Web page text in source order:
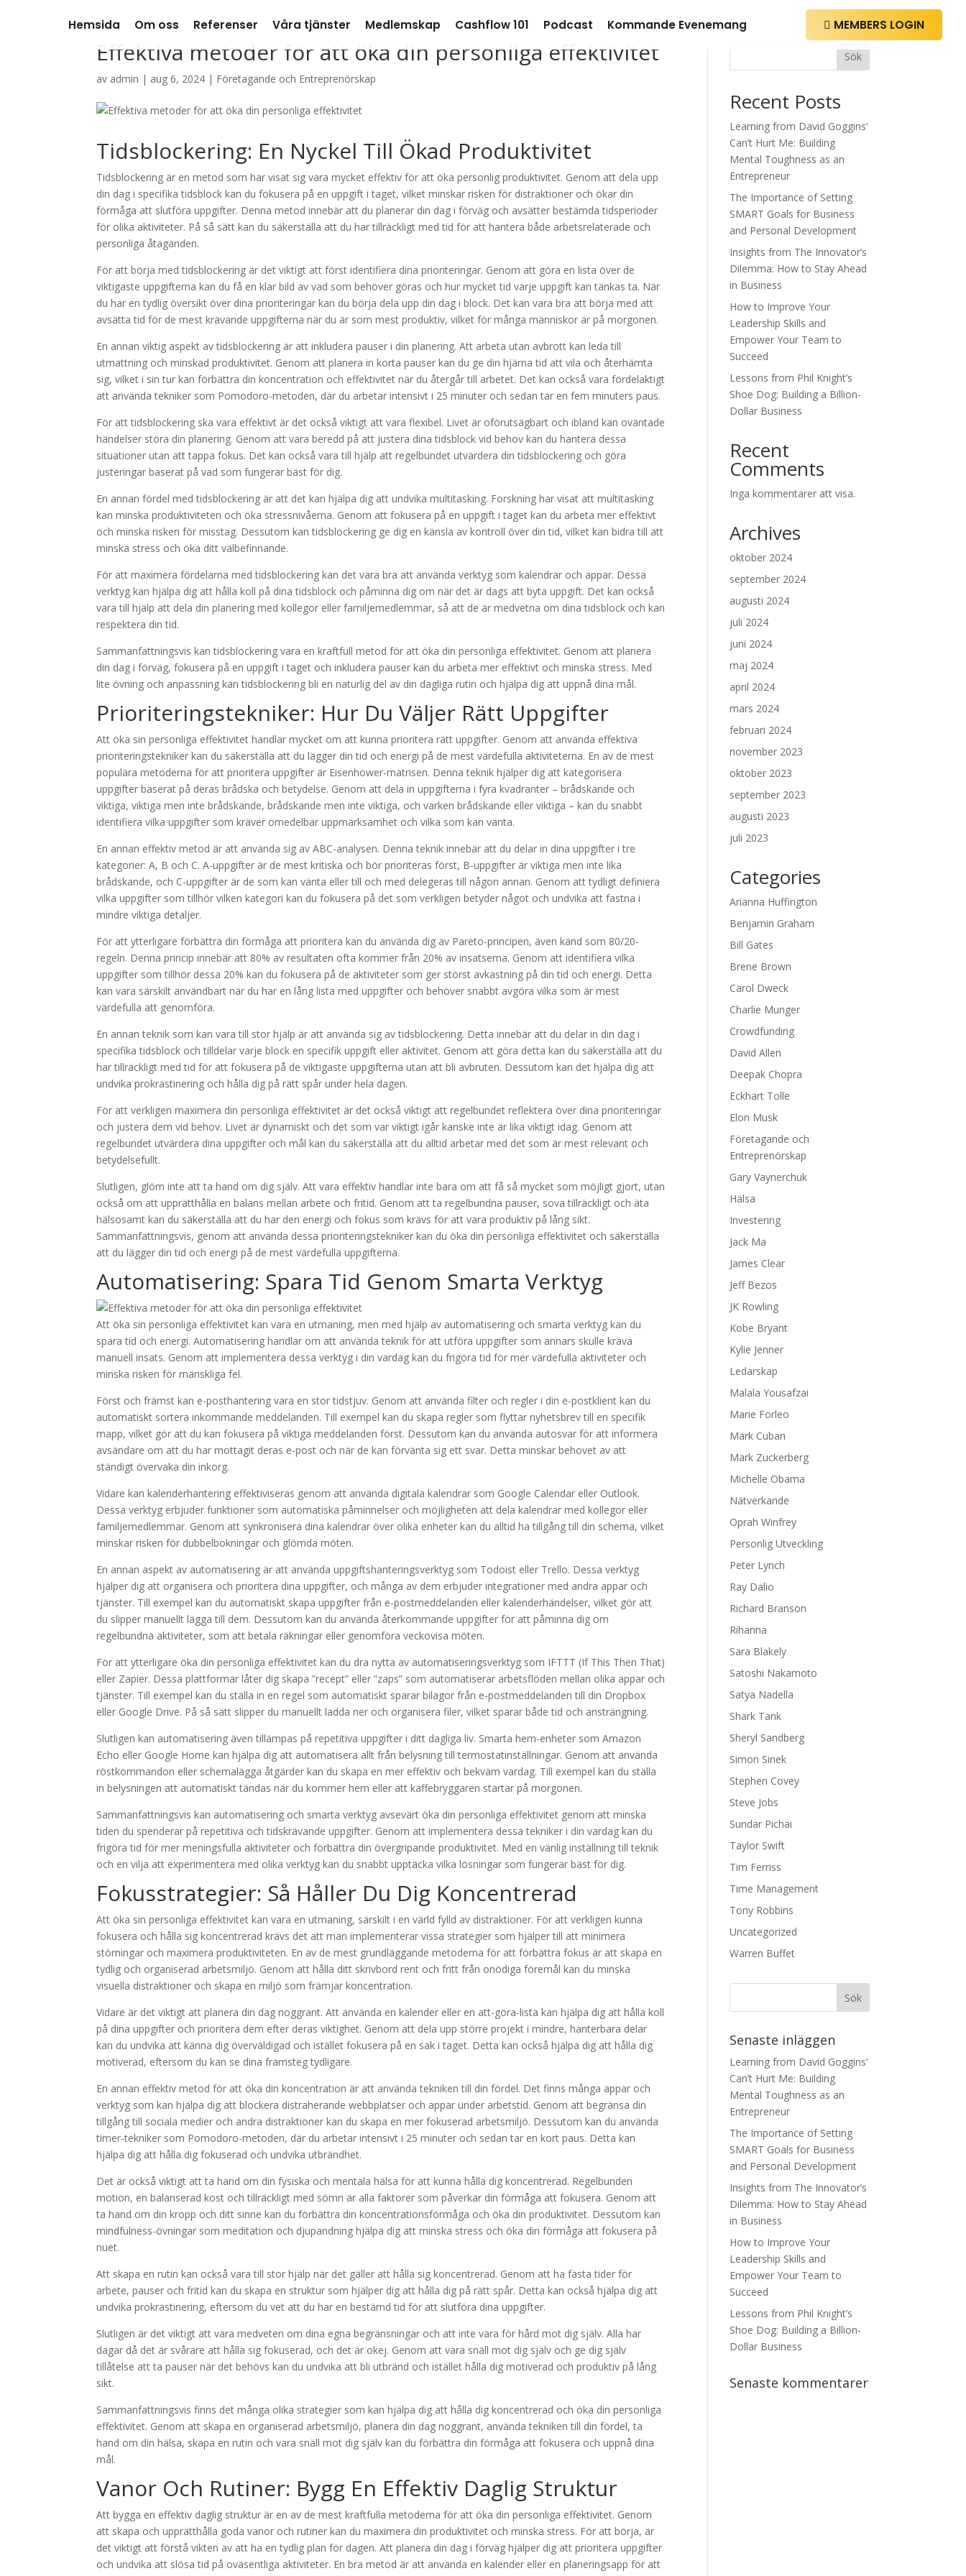
Hemsida Om oss Referenser Våra tjänster Medlemskap Cashflow 101 Podcast Kommande Evenemang  MEMBERS LOGIN
Effektiva metoder för att öka din personliga effektivitet
av admin | aug 6, 2024 | Företagande och Entreprenörskap
Tidsblockering: En Nyckel Till Ökad Produktivitet
Tidsblockering är en metod som har visat sig vara mycket effektiv för att öka personlig produktivitet. Genom att dela upp
din dag i specifika tidsblock kan du fokusera på en uppgift i taget, vilket minskar risken för distraktioner och ökar din
förmåga att slutföra uppgifter. Denna metod innebär att du planerar din dag i förväg och avsätter bestämda tidsperioder
för olika aktiviteter. På så sätt kan du säkerställa att du har tillräckligt med tid för att hantera både arbetsrelaterade och
personliga åtaganden.
För att börja med tidsblockering är det viktigt att först identifiera dina prioriteringar. Genom att göra en lista över de
viktigaste uppgifterna kan du få en klar bild av vad som behöver göras och hur mycket tid varje uppgift kan tänkas ta. När
du har en tydlig översikt över dina prioriteringar kan du börja dela upp din dag i block. Det kan vara bra att börja med att
avsätta tid för de mest krävande uppgifterna när du är som mest produktiv, vilket för många människor är på morgonen.
En annan viktig aspekt av tidsblockering är att inkludera pauser i din planering. Att arbeta utan avbrott kan leda till
utmattning och minskad produktivitet. Genom att planera in korta pauser kan du ge din hjärna tid att vila och återhämta
sig, vilket i sin tur kan förbättra din koncentration och effektivitet när du återgår till arbetet. Det kan också vara fördelaktigt
att använda tekniker som Pomodoro-metoden, där du arbetar intensivt i 25 minuter och sedan tar en fem minuters paus.
För att tidsblockering ska vara effektivt är det också viktigt att vara flexibel. Livet är oförutsägbart och ibland kan oväntade
händelser störa din planering. Genom att vara beredd på att justera dina tidsblock vid behov kan du hantera dessa
situationer utan att tappa fokus. Det kan också vara till hjälp att regelbundet utvärdera din tidsblockering och göra
justeringar baserat på vad som fungerar bäst för dig.
En annan fördel med tidsblockering är att det kan hjälpa dig att undvika multitasking. Forskning har visat att multitasking
kan minska produktiviteten och öka stressnivåerna. Genom att fokusera på en uppgift i taget kan du arbeta mer effektivt
och minska risken för misstag. Dessutom kan tidsblockering ge dig en känsla av kontroll över din tid, vilket kan bidra till att
minska stress och öka ditt välbefinnande.
För att maximera fördelarna med tidsblockering kan det vara bra att använda verktyg som kalendrar och appar. Dessa
verktyg kan hjälpa dig att hålla koll på dina tidsblock och påminna dig om när det är dags att byta uppgift. Det kan också
vara till hjälp att dela din planering med kollegor eller familjemedlemmar, så att de är medvetna om dina tidsblock och kan
respektera din tid.
Sammanfattningsvis kan tidsblockering vara en kraftfull metod för att öka din personliga effektivitet. Genom att planera
din dag i förväg, fokusera på en uppgift i taget och inkludera pauser kan du arbeta mer effektivt och minska stress. Med
lite övning och anpassning kan tidsblockering bli en naturlig del av din dagliga rutin och hjälpa dig att uppnå dina mål.
Prioriteringstekniker: Hur Du Väljer Rätt Uppgifter
Att öka sin personliga effektivitet handlar mycket om att kunna prioritera rätt uppgifter. Genom att använda effektiva
prioriteringstekniker kan du säkerställa att du lägger din tid och energi på de mest värdefulla aktiviteterna. En av de mest
populära metoderna för att prioritera uppgifter är Eisenhower-matrisen. Denna teknik hjälper dig att kategorisera
uppgifter baserat på deras brådska och betydelse. Genom att dela in uppgifterna i fyra kvadranter – brådskande och
viktiga, viktiga men inte brådskande, brådskande men inte viktiga, och varken brådskande eller viktiga – kan du snabbt
identifiera vilka uppgifter som kräver omedelbar uppmärksamhet och vilka som kan vänta.
En annan effektiv metod är att använda sig av ABC-analysen. Denna teknik innebär att du delar in dina uppgifter i tre
kategorier: A, B och C. A-uppgifter är de mest kritiska och bör prioriteras först, B-uppgifter är viktiga men inte lika
brådskande, och C-uppgifter är de som kan vänta eller till och med delegeras till någon annan. Genom att tydligt definiera
vilka uppgifter som tillhör vilken kategori kan du fokusera på det som verkligen betyder något och undvika att fastna i
mindre viktiga detaljer.
För att ytterligare förbättra din förmåga att prioritera kan du använda dig av Pareto-principen, även känd som 80/20-
regeln. Denna princip innebär att 80% av resultaten ofta kommer från 20% av insatserna. Genom att identifiera vilka
uppgifter som tillhör dessa 20% kan du fokusera på de aktiviteter som ger störst avkastning på din tid och energi. Detta
kan vara särskilt användbart när du har en lång lista med uppgifter och behöver snabbt avgöra vilka som är mest
värdefulla att genomföra.
En annan teknik som kan vara till stor hjälp är att använda sig av tidsblockering. Detta innebär att du delar in din dag i
specifika tidsblock och tilldelar varje block en specifik uppgift eller aktivitet. Genom att göra detta kan du säkerställa att du
har tillräckligt med tid för att fokusera på de viktigaste uppgifterna utan att bli avbruten. Dessutom kan det hjälpa dig att
undvika prokrastinering och hålla dig på rätt spår under hela dagen.
För att verkligen maximera din personliga effektivitet är det också viktigt att regelbundet reflektera över dina prioriteringar
och justera dem vid behov. Livet är dynamiskt och det som var viktigt igår kanske inte är lika viktigt idag. Genom att
regelbundet utvärdera dina uppgifter och mål kan du säkerställa att du alltid arbetar med det som är mest relevant och
betydelsefullt.
Slutligen, glöm inte att ta hand om dig själv. Att vara effektiv handlar inte bara om att få så mycket som möjligt gjort, utan
också om att upprätthålla en balans mellan arbete och fritid. Genom att ta regelbundna pauser, sova tillräckligt och äta
hälsosamt kan du säkerställa att du har den energi och fokus som krävs för att vara produktiv på lång sikt.
Sammanfattningsvis, genom att använda dessa prioriteringstekniker kan du öka din personliga effektivitet och säkerställa
att du lägger din tid och energi på de mest värdefulla uppgifterna.
Automatisering: Spara Tid Genom Smarta Verktyg
Att öka sin personliga effektivitet kan vara en utmaning, men med hjälp av automatisering och smarta verktyg kan du
spara tid och energi. Automatisering handlar om att använda teknik för att utföra uppgifter som annars skulle kräva
manuell insats. Genom att implementera dessa verktyg i din vardag kan du frigöra tid för mer värdefulla aktiviteter och
minska risken för mänskliga fel.
Först och främst kan e-posthantering vara en stor tidstjuv. Genom att använda filter och regler i din e-postklient kan du
automatiskt sortera inkommande meddelanden. Till exempel kan du skapa regler som flyttar nyhetsbrev till en specifik
mapp, vilket gör att du kan fokusera på viktiga meddelanden först. Dessutom kan du använda autosvar för att informera
avsändare om att du har mottagit deras e-post och när de kan förvänta sig ett svar. Detta minskar behovet av att
ständigt övervaka din inkorg.
Vidare kan kalenderhantering effektiviseras genom att använda digitala kalendrar som Google Calendar eller Outlook.
Dessa verktyg erbjuder funktioner som automatiska påminnelser och möjligheten att dela kalendrar med kollegor eller
familjemedlemmar. Genom att synkronisera dina kalendrar över olika enheter kan du alltid ha tillgång till din schema, vilket
minskar risken för dubbelbokningar och glömda möten.
En annan aspekt av automatisering är att använda uppgiftshanteringsverktyg som Todoist eller Trello. Dessa verktyg
hjälper dig att organisera och prioritera dina uppgifter, och många av dem erbjuder integrationer med andra appar och
tjänster. Till exempel kan du automatiskt skapa uppgifter från e-postmeddelanden eller kalenderhändelser, vilket gör att
du slipper manuellt lägga till dem. Dessutom kan du använda återkommande uppgifter för att påminna dig om
regelbundna aktiviteter, som att betala räkningar eller genomföra veckovisa möten.
För att ytterligare öka din personliga effektivitet kan du dra nytta av automatiseringsverktyg som IFTTT (If This Then That)
eller Zapier. Dessa plattformar låter dig skapa ”recept” eller ”zaps” som automatiserar arbetsflöden mellan olika appar och
tjänster. Till exempel kan du ställa in en regel som automatiskt sparar bilagor från e-postmeddelanden till din Dropbox
eller Google Drive. På så sätt slipper du manuellt ladda ner och organisera filer, vilket sparar både tid och ansträngning.
Slutligen kan automatisering även tillämpas på repetitiva uppgifter i ditt dagliga liv. Smarta hem-enheter som Amazon
Echo eller Google Home kan hjälpa dig att automatisera allt från belysning till termostatinställningar. Genom att använda
röstkommandon eller schemalägga åtgärder kan du skapa en mer effektiv och bekväm vardag. Till exempel kan du ställa
in belysningen att automatiskt tändas när du kommer hem eller att kaffebryggaren startar på morgonen.
Sammanfattningsvis kan automatisering och smarta verktyg avsevärt öka din personliga effektivitet genom att minska
tiden du spenderar på repetitiva och tidskrävande uppgifter. Genom att implementera dessa tekniker i din vardag kan du
frigöra tid för mer meningsfulla aktiviteter och förbättra din övergripande produktivitet. Med en vänlig inställning till teknik
och en vilja att experimentera med olika verktyg kan du snabbt upptäcka vilka lösningar som fungerar bäst för dig.
Fokusstrategier: Så Håller Du Dig Koncentrerad
Att öka sin personliga effektivitet kan vara en utmaning, särskilt i en värld fylld av distraktioner. För att verkligen kunna
fokusera och hålla sig koncentrerad krävs det att man implementerar vissa strategier som hjälper till att minimera
störningar och maximera produktiviteten. En av de mest grundläggande metoderna för att förbättra fokus är att skapa en
tydlig och organiserad arbetsmiljö. Genom att hålla ditt skrivbord rent och fritt från onödiga föremål kan du minska
visuella distraktioner och skapa en miljö som främjar koncentration.
Vidare är det viktigt att planera din dag noggrant. Att använda en kalender eller en att-göra-lista kan hjälpa dig att hålla koll
på dina uppgifter och prioritera dem efter deras viktighet. Genom att dela upp större projekt i mindre, hanterbara delar
kan du undvika att känna dig överväldigad och istället fokusera på en sak i taget. Detta kan också hjälpa dig att hålla dig
motiverad, eftersom du kan se dina framsteg tydligare.
En annan effektiv metod för att öka din koncentration är att använda tekniken till din fördel. Det finns många appar och
verktyg som kan hjälpa dig att blockera distraherande webbplatser och appar under arbetstid. Genom att begränsa din
tillgång till sociala medier och andra distraktioner kan du skapa en mer fokuserad arbetsmiljö. Dessutom kan du använda
timer-tekniker som Pomodoro-metoden, där du arbetar intensivt i 25 minuter och sedan tar en kort paus. Detta kan
hjälpa dig att hålla dig fokuserad och undvika utbrändhet.
Det är också viktigt att ta hand om din fysiska och mentala hälsa för att kunna hålla dig koncentrerad. Regelbunden
motion, en balanserad kost och tillräckligt med sömn är alla faktorer som påverkar din förmåga att fokusera. Genom att
ta hand om din kropp och ditt sinne kan du förbättra din koncentrationsförmåga och öka din produktivitet. Dessutom kan
mindfulness-övningar som meditation och djupandning hjälpa dig att minska stress och öka din förmåga att fokusera på
nuet.
Att skapa en rutin kan också vara till stor hjälp när det gäller att hålla sig koncentrerad. Genom att ha fasta tider för
arbete, pauser och fritid kan du skapa en struktur som hjälper dig att hålla dig på rätt spår. Detta kan också hjälpa dig att
undvika prokrastinering, eftersom du vet att du har en bestämd tid för att slutföra dina uppgifter.
Slutligen är det viktigt att vara medveten om dina egna begränsningar och att inte vara för hård mot dig själv. Alla har
dagar då det är svårare att hålla sig fokuserad, och det är okej. Genom att vara snäll mot dig själv och ge dig själv
tillåtelse att ta pauser när det behövs kan du undvika att bli utbränd och istället hålla dig motiverad och produktiv på lång
sikt.
Sammanfattningsvis finns det många olika strategier som kan hjälpa dig att hålla dig koncentrerad och öka din personliga
effektivitet. Genom att skapa en organiserad arbetsmiljö, planera din dag noggrant, använda tekniken till din fördel, ta
hand om din hälsa, skapa en rutin och vara snäll mot dig själv kan du förbättra din förmåga att fokusera och uppnå dina
mål.
Vanor Och Rutiner: Bygg En Effektiv Daglig Struktur
Att bygga en effektiv daglig struktur är en av de mest kraftfulla metoderna för att öka din personliga effektivitet. Genom
att skapa och upprätthålla goda vanor och rutiner kan du maximera din produktivitet och minska stress. För att börja, är
det viktigt att förstå vikten av att ha en tydlig plan för dagen. Att planera din dag i förväg hjälper dig att prioritera uppgifter
och undvika att slösa tid på oväsentliga aktiviteter. En bra metod är att använda en kalender eller en planeringsapp för att
Sök
Recent Posts
Learning from David Goggins’
Can’t Hurt Me: Building
Mental Toughness as an
Entrepreneur
The Importance of Setting
SMART Goals for Business
and Personal Development
Insights from The Innovator’s
Dilemma: How to Stay Ahead
in Business
How to Improve Your
Leadership Skills and
Empower Your Team to
Succeed
Lessons from Phil Knight’s
Shoe Dog: Building a Billion-
Dollar Business
Recent
Comments
Inga kommentarer att visa.
Archives
oktober 2024
september 2024
augusti 2024
juli 2024
juni 2024
maj 2024
april 2024
mars 2024
februari 2024
november 2023
oktober 2023
september 2023
augusti 2023
juli 2023
Categories
Arianna Huffington
Benjamin Graham
Bill Gates
Brene Brown
Carol Dweck
Charlie Munger
Crowdfunding
David Allen
Deepak Chopra
Eckhart Tolle
Elon Musk
Företagande och
Entreprenörskap
Gary Vaynerchuk
Hälsa
Investering
Jack Ma
James Clear
Jeff Bezos
JK Rowling
Kobe Bryant
Kylie Jenner
Ledarskap
Malala Yousafzai
Marie Forleo
Mark Cuban
Mark Zuckerberg
Michelle Obama
Nätverkande
Oprah Winfrey
Personlig Utveckling
Peter Lynch
Ray Dalio
Richard Branson
Rihanna
Sara Blakely
Satoshi Nakamoto
Satya Nadella
Shark Tank
Sheryl Sandberg
Simon Sinek
Stephen Covey
Steve Jobs
Sundar Pichai
Taylor Swift
Tim Ferriss
Time Management
Tony Robbins
Uncategorized
Warren Buffet
Senaste inläggen
Learning from David Goggins’
Can’t Hurt Me: Building
Mental Toughness as an
Entrepreneur
The Importance of Setting
SMART Goals for Business
and Personal Development
Insights from The Innovator’s
Dilemma: How to Stay Ahead
in Business
How to Improve Your
Leadership Skills and
Empower Your Team to
Succeed
Lessons from Phil Knight’s
Shoe Dog: Building a Billion-
Dollar Business
Senaste kommentarer